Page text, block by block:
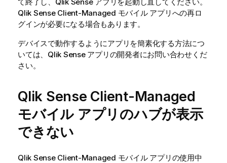
て終了し、 Qlik Senseアプリを起動し直してください。
Qlik Sense Client-Managed モバイルアプリへの再ロ
グインが必要になる場合もあります。
デバイスで動作するようにアプリを簡素化する方法につ
いては、 Qlik Senseアプリの開発者にお問い合わせくだ
さい。
Qlik Sense Client-Managed
モバイル アプリのハブが表示
できない
Qlik Sense Client-Managed モバイルアプリの使用中